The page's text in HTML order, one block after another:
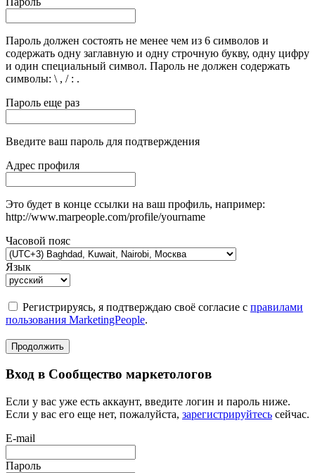
Пароль должен состоять не менее чем из 6 символов и
содержать одну заглавную и одну строчную букву, одну цифру
и один специальный символ. Пароль не должен содержать
символы: \ , / : .
Пароль еще раз
Введите ваш пароль для подтверждения
Адрес профиля
Это будет в конце ссылки на ваш профиль, например:
http://www.marpeople.com/profile/yourname
Часовой пояс
Язык
Регистрируясь, я подтверждаю своё согласие с правилами
пользования MarketingPeople.
Продолжить
Вход в Сообщество маркетологов
Если у вас уже есть аккаунт, введите логин и пароль ниже.
Если у вас его еще нет, пожалуйста, зарегистрируйтесь сейчас.
E-mail
Пароль